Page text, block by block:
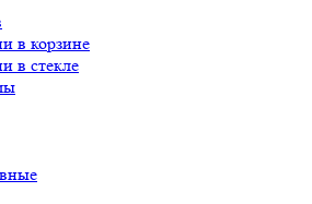
в корзине
в стекле